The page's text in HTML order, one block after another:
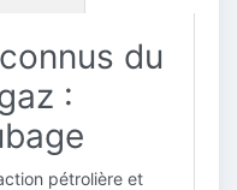
du
:
pétrolière et